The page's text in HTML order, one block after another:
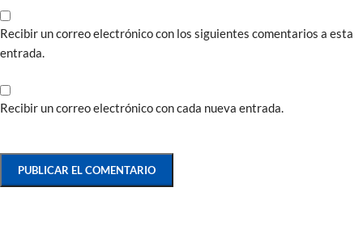
Recibir un correo electrónico con los siguientes comentarios a esta
entrada.
Recibir un correo electrónico con cada nueva entrada.